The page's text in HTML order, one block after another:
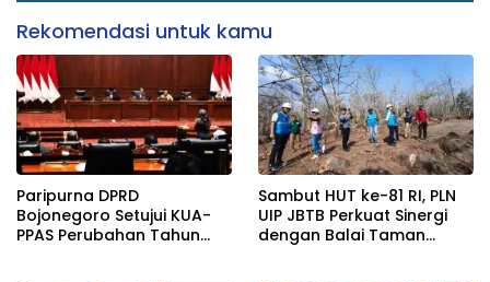
Rekomendasi untuk kamu
Paripurna DPRD
Bojonegoro Setujui KUA-
PPAS Perubahan Tahun
Sambut HUT ke-81 RI, PLN
UIP JBTB Perkuat Sinergi
dengan Balai Taman